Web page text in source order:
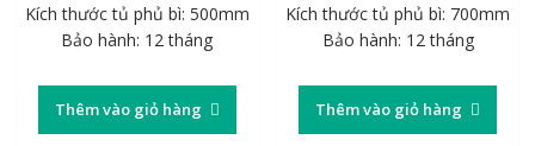
Kích thước tủ phủ bì: 500mm
Bảo hành: 12 tháng
Thêm vào giỏ hàng
Kích thước tủ phủ bì: 700mm
Bảo hành: 12 tháng
Thêm vào giỏ hàng